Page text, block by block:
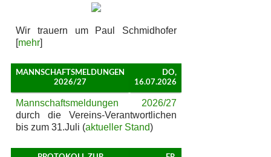
Wir trauern um Paul Schmidhofer
[mehr]
MANNSCHAFTSMELDUNGEN
2026/27
DO,
16.07.2026
Mannschaftsmeldungen 2026/27
durch die Vereins-Verantwortlichen
bis zum 31.Juli (aktueller Stand)